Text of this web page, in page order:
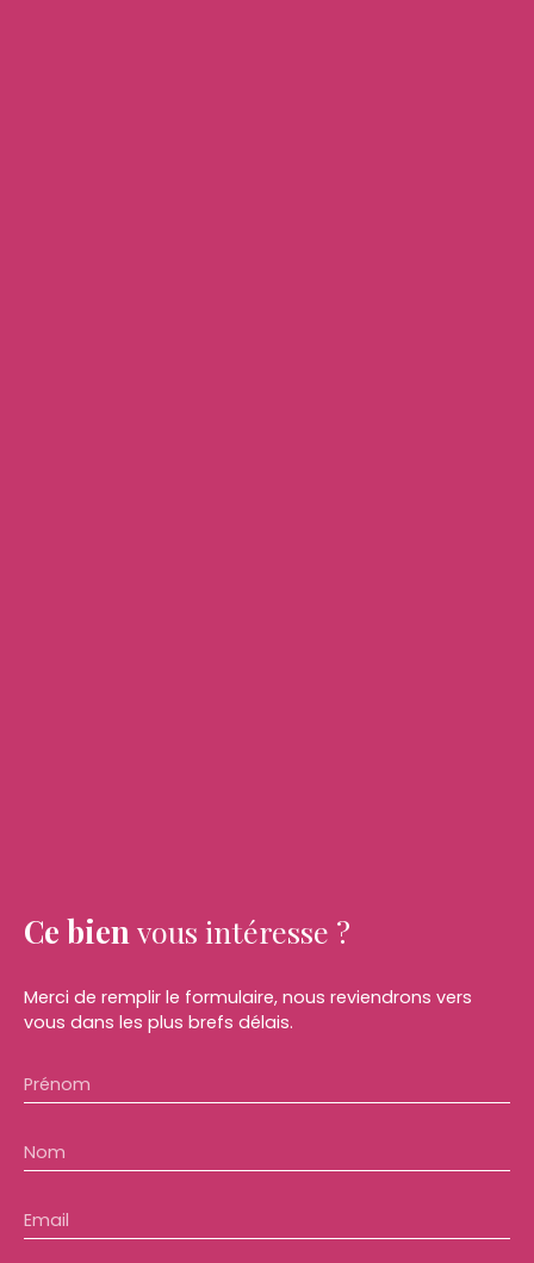
Ce bien vous intéresse ?
Merci de remplir le formulaire, nous reviendrons vers
vous dans les plus brefs délais.
Prénom
Nom
Email